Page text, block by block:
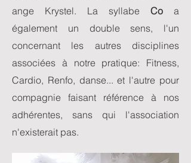
ange Krystel. La syllabe Co a
également un double sens, l'un
concernant les autres disciplines
associées à notre pratique: Fitness,
Cardio, Renfo, danse... et l'autre pour
compagnie faisant référence à nos
adhérentes, sans qui l'association
n'existerait pas.